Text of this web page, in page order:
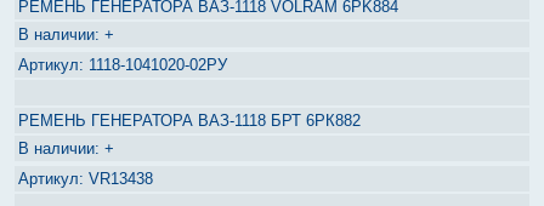
РЕМЕНЬ ГЕНЕРАТОРА ВАЗ-1118 VOLRAM 6PK884
+
1118-1041020-02РУ
РЕМЕНЬ ГЕНЕРАТОРА ВАЗ-1118 БРТ 6РК882
+
VR13438